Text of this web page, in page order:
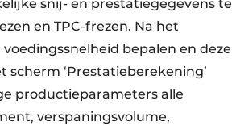
snij- en prestatie­gegevens te
en TPC-frezen. Na het
bepalen en deze
‘Prestatieberekening’
productieparameters alle
verspaningsvolume,